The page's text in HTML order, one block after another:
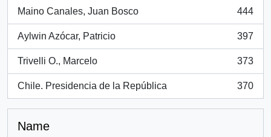
Maino Canales, Juan Bosco
, 444 results
444
Aylwin Azócar, Patricio
, 397 results
397
Trivelli O., Marcelo
, 373 results
373
Chile. Presidencia de la República
, 370 results
370
Name